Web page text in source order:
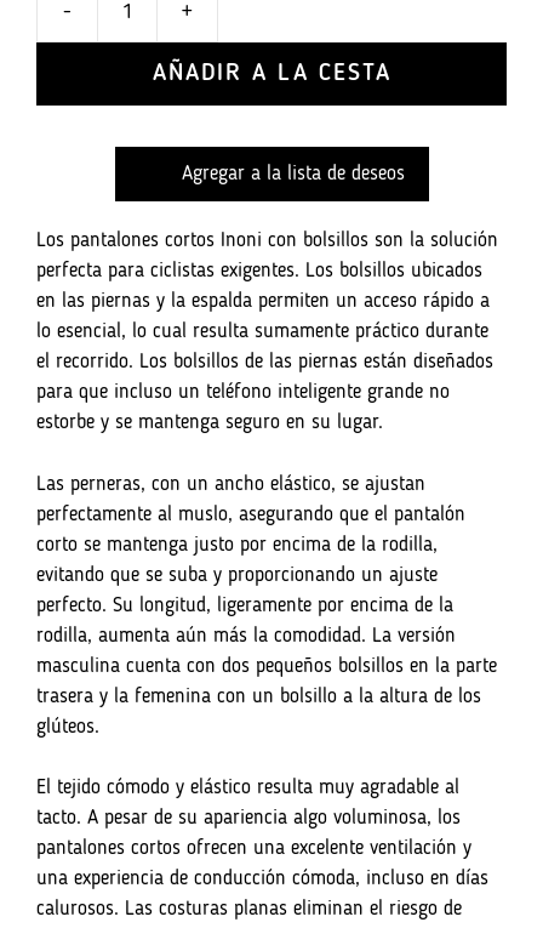
-
Ultra
599
para
hombre
-
Amarillo
cantidad
+
AÑADIR A LA CESTA
Agregar a la lista de deseos
Los pantalones cortos Inoni con bolsillos son la solución
perfecta para ciclistas exigentes. Los bolsillos ubicados
en las piernas y la espalda permiten un acceso rápido a
lo esencial, lo cual resulta sumamente práctico durante
el recorrido. Los bolsillos de las piernas están diseñados
para que incluso un teléfono inteligente grande no
estorbe y se mantenga seguro en su lugar.
Las perneras, con un ancho elástico, se ajustan
perfectamente al muslo, asegurando que el pantalón
corto se mantenga justo por encima de la rodilla,
evitando que se suba y proporcionando un ajuste
perfecto. Su longitud, ligeramente por encima de la
rodilla, aumenta aún más la comodidad. La versión
masculina cuenta con dos pequeños bolsillos en la parte
trasera y la femenina con un bolsillo a la altura de los
glúteos.
El tejido cómodo y elástico resulta muy agradable al
tacto. A pesar de su apariencia algo voluminosa, los
pantalones cortos ofrecen una excelente ventilación y
una experiencia de conducción cómoda, incluso en días
calurosos. Las costuras planas eliminan el riesgo de